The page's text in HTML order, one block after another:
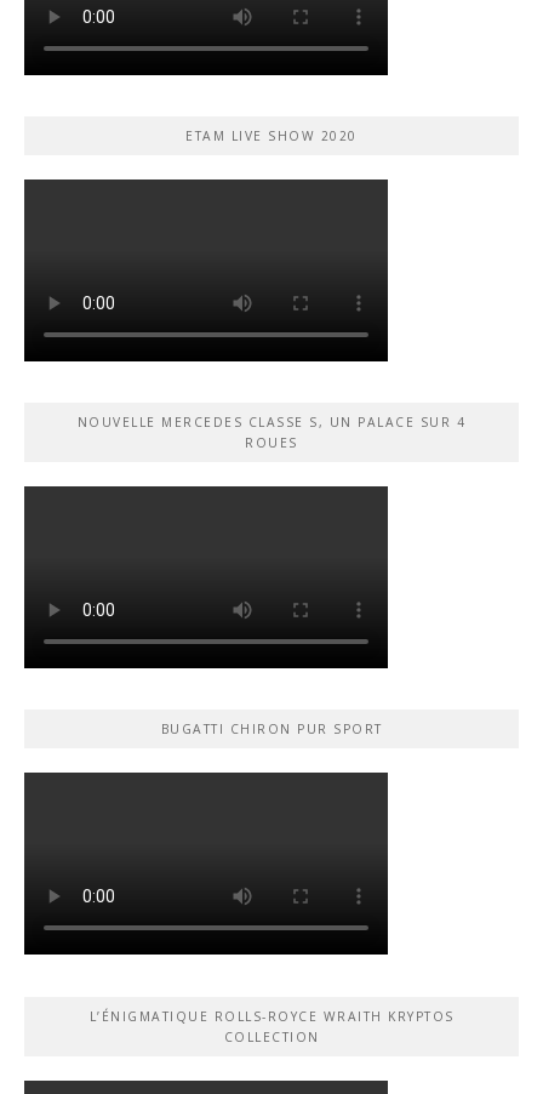
ETAM LIVE SHOW 2020
NOUVELLE MERCEDES CLASSE S, UN PALACE SUR 4
ROUES
BUGATTI CHIRON PUR SPORT
L’ÉNIGMATIQUE ROLLS-ROYCE WRAITH KRYPTOS
COLLECTION